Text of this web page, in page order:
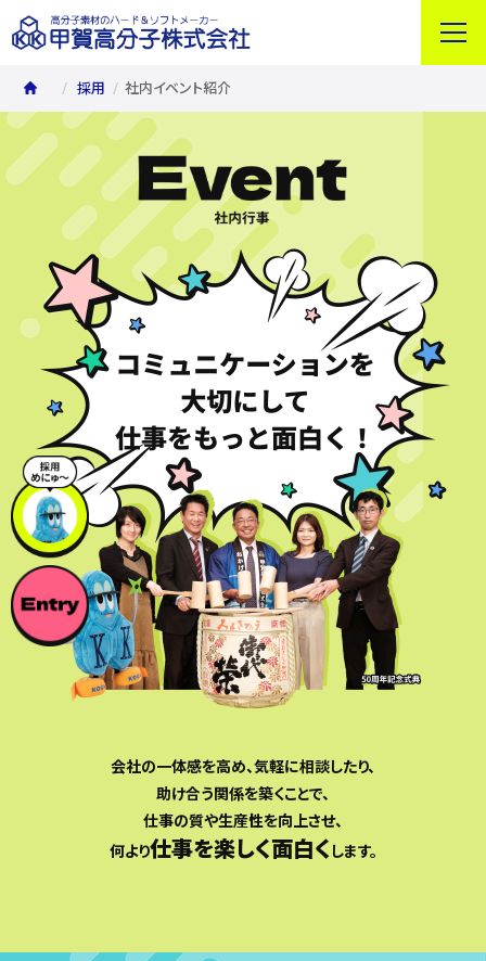
採用 社内イベント紹介
会社の一体感を高め、気軽に相談したり、
助け合う関係を築くことで、
仕事の質や生産性を向上させ、
何より仕事を楽しく面白く します。